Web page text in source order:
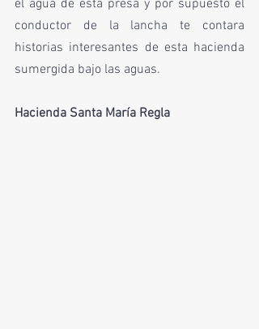
el agua de esta presa y por supuesto el
conductor de la lancha te contara
historias interesantes de esta hacienda
sumergida bajo las aguas.
Hacienda Santa María Regla